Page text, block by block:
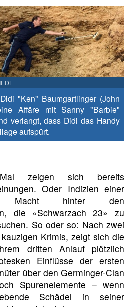
"Ken" Baumgartlinger (John
Affäre mit Sanny "Barbie"
verlangt, dass Didi das Handy
aufspürt.
zeigen sich bereits
Oder Indizien einer
Macht hinter den
die «Schwarzach 23» zu
So oder so: Nach zwei
Krimis, zeigt sich die
dritten Anlauf plötzlich
Einflüsse der ersten
über den Germinger-Clan
Spurenelemente – wenn
Schädel in seiner